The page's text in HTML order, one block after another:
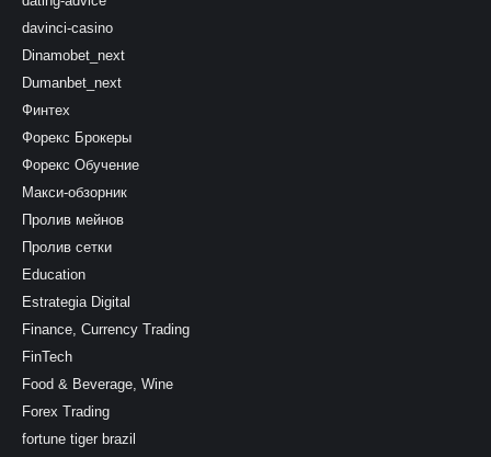
davinci-casino
Dinamobet_next
Dumanbet_next
Финтех
Форекс Брокеры
Форекс Обучение
Макси-обзорник
Пролив мейнов
Пролив сетки
Education
Estrategia Digital
Finance, Currency Trading
FinTech
Food & Beverage, Wine
Forex Trading
fortune tiger brazil